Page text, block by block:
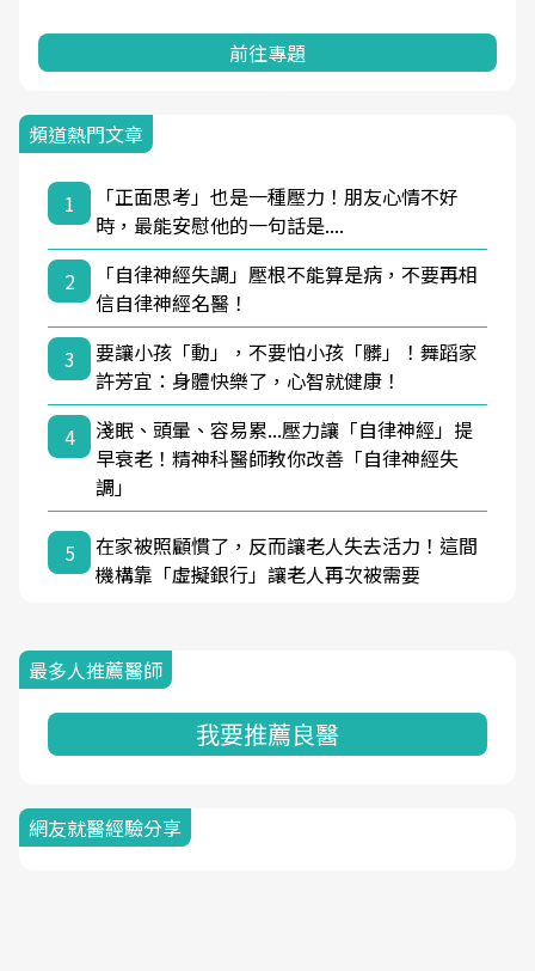
前往專題
頻道熱門文章
1
「正面思考」也是一種壓力！朋友心情不好
時，最能安慰他的一句話是....
2
「自律神經失調」壓根不能算是病，不要再相
信自律神經名醫！
3
要讓小孩「動」，不要怕小孩「髒」！舞蹈家
許芳宜：身體快樂了，心智就健康！
4
淺眠、頭暈、容易累...壓力讓「自律神經」提
早衰老！精神科醫師教你改善「自律神經失
調」
5
在家被照顧慣了，反而讓老人失去活力！這間
機構靠「虛擬銀行」讓老人再次被需要
最多人推薦醫師
我要推薦良醫
網友就醫經驗分享